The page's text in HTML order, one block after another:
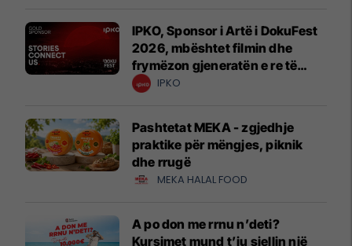
IPKO, Sponsor i Artë i DokuFest
2026, mbështet filmin dhe
frymëzon gjeneratën e re të
krijuesve
IPKO
Pashtetat MEKA - zgjedhje
praktike për mëngjes, piknik
dhe rrugë
MEKA HALAL FOOD
A po don me rrnu n’deti?
Kursimet mund t’ju sjellin një